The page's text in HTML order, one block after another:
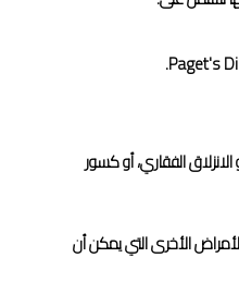
الفقاري، أو كسور
الأخرى التي يمكن أن